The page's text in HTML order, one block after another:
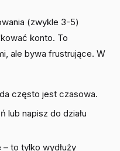
(zwykle 3-5)
konto. To
ale bywa frustrujące. W
często jest czasowa.
lub napisz do działu
– to tylko wydłuży